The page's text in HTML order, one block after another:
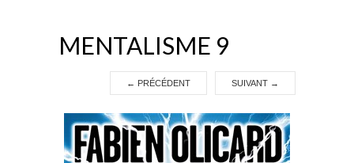
MENTALISME 9
← PRÉCÉDENT SUIVANT →